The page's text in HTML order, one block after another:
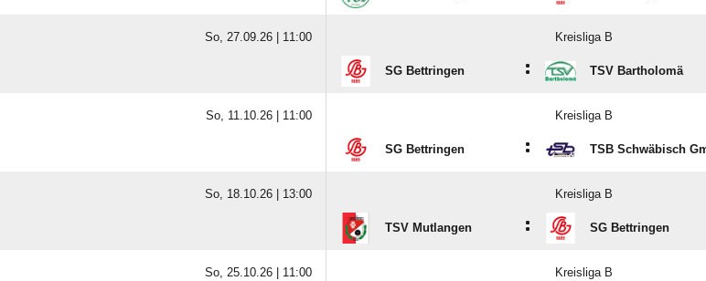
So, 27.09.26 | 11:00 Kreisliga B
SG Bettringen : TSV Bartholomä
So, 11.10.26 | 11:00 Kreisliga B
SG Bettringen : TSB Schwäbisch
So, 18.10.26 | 13:00 Kreisliga B
TSV Mutlangen : SG Bettringen
So, 25.10.26 | 11:00 Kreisliga B